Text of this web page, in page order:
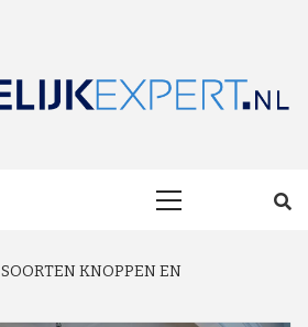
SOORTEN KNOPPEN EN